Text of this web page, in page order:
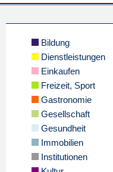
Bildung
Dienstleistungen
Einkaufen
Freizeit, Sport
Gastronomie
Gesellschaft
Gesundheit
Immobilien
Institutionen